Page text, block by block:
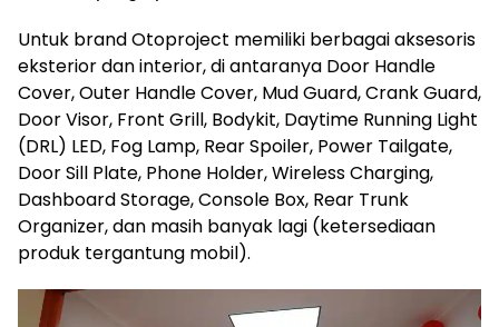
Untuk brand Otoproject memiliki berbagai aksesoris
eksterior dan interior, di antaranya Door Handle
Cover, Outer Handle Cover, Mud Guard, Crank Guard,
Door Visor, Front Grill, Bodykit, Daytime Running Light
(DRL) LED, Fog Lamp, Rear Spoiler, Power Tailgate,
Door Sill Plate, Phone Holder, Wireless Charging,
Dashboard Storage, Console Box, Rear Trunk
Organizer, dan masih banyak lagi (ketersediaan
produk tergantung mobil).